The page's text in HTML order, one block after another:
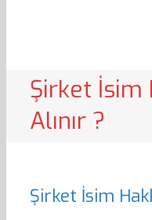
Şirket İsim
Alınır ?
Şirket İsim